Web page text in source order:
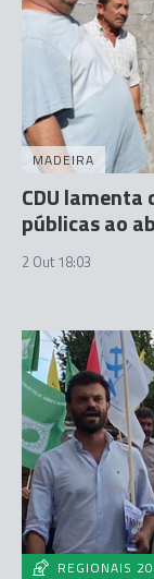
MADEIRA
CDU
públicas ao
2 Out 18:03
REGIONAIS